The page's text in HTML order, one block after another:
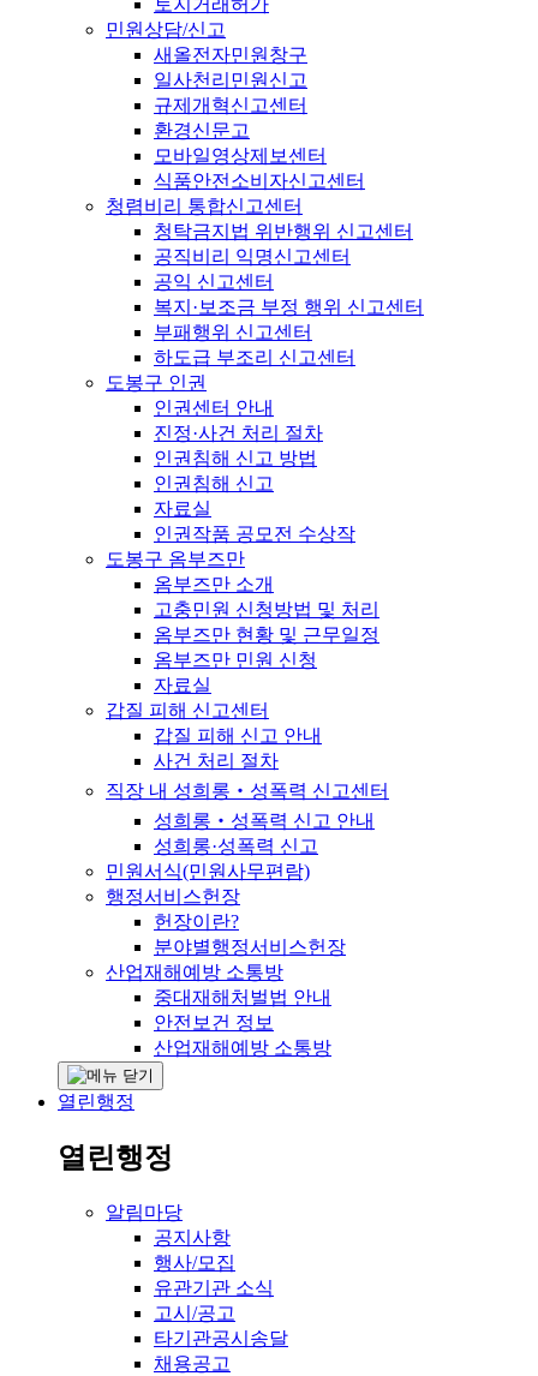
민원상담/신고
새올전자민원창구
일사천리민원신고
규제개혁신고센터
환경신문고
모바일영상제보센터
식품안전소비자신고센터
청렴비리 통합신고센터
청탁금지법 위반행위 신고센터
공직비리 익명신고센터
공익 신고센터
복지·보조금 부정 행위 신고센터
부패행위 신고센터
하도급 부조리 신고센터
도봉구 인권
인권센터 안내
진정·사건 처리 절차
인권침해 신고 방법
인권침해 신고
자료실
인권작품 공모전 수상작
도봉구 옴부즈만
옴부즈만 소개
고충민원 신청방법 및 처리
옴부즈만 현황 및 근무일정
옴부즈만 민원 신청
자료실
갑질 피해 신고센터
갑질 피해 신고 안내
사건 처리 절차
직장 내 성희롱‧성폭력 신고센터
성희롱‧성폭력 신고 안내
성희롱·성폭력 신고
민원서식(민원사무편람)
행정서비스헌장
헌장이란?
분야별행정서비스헌장
산업재해예방 소통방
중대재해처벌법 안내
안전보건 정보
산업재해예방 소통방
열린행정
열린행정
알림마당
공지사항
행사/모집
유관기관 소식
고시/공고
타기관공시송달
채용공고